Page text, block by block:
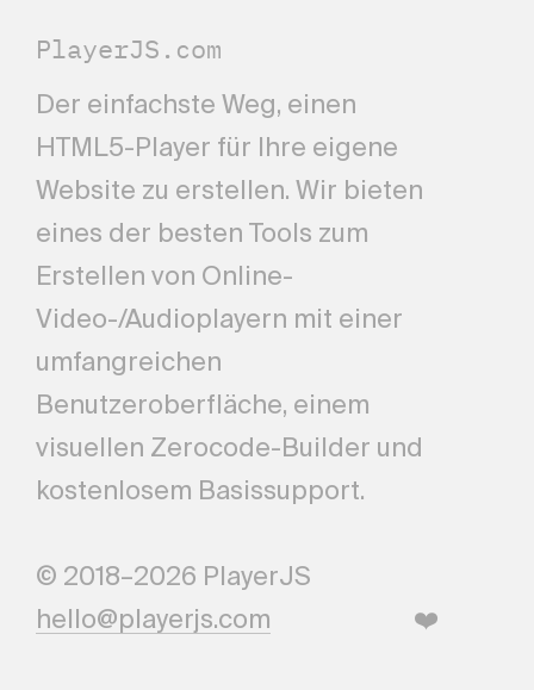
PlayerJS.com
Der einfachste Weg, einen
HTML5-Player für Ihre eigene
Website zu erstellen. Wir bieten
eines der besten Tools zum
Erstellen von Online-
Video-/Audioplayern mit einer
umfangreichen
Benutzeroberfläche, einem
visuellen Zerocode-Builder und
kostenlosem Basissupport.
© 2018–2026 PlayerJS
hello@playerjs.com
❤️